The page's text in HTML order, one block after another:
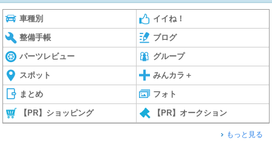
車種別 イイね！
整備手帳 ブログ
パーツレビュー グループ
スポット みんカラ＋
まとめ フォト
【PR】ショッピング 【PR】オークション
もっと見る